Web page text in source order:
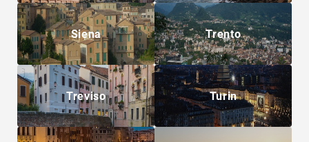
Siena Trento
Treviso Turin